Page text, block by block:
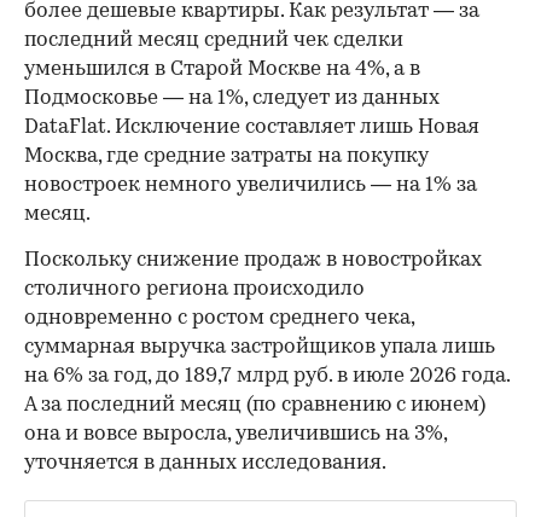
более дешевые квартиры. Как результат — за
последний месяц средний чек сделки
уменьшился в Старой Москве на 4%, а в
Подмосковье — на 1%, следует из данных
DataFlat. Исключение составляет лишь Новая
Москва, где средние затраты на покупку
новостроек немного увеличились — на 1% за
месяц.
Поскольку снижение продаж в новостройках
столичного региона происходило
одновременно с ростом среднего чека,
суммарная выручка застройщиков упала лишь
на 6% за год, до 189,7 млрд руб. в июле 2026 года.
А за последний месяц (по сравнению с июнем)
она и вовсе выросла, увеличившись на 3%,
уточняется в данных исследования.